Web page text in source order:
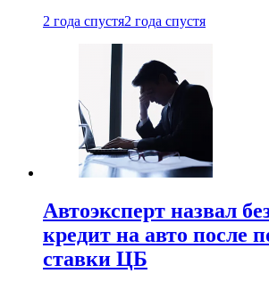
2 года спустя2 года спустя
Автоэксперт назвал
кредит на авто после
ставки ЦБ